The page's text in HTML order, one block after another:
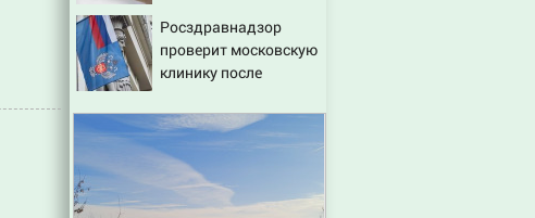
Росздравнадзор
проверит московскую
клинику после
пациентки